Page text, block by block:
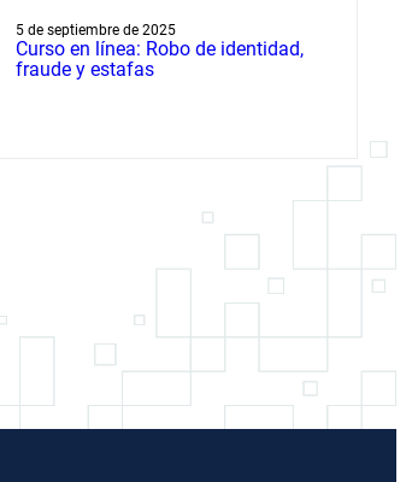
5 de septiembre de 2025
Curso en línea: Robo de identidad,
fraude y estafas